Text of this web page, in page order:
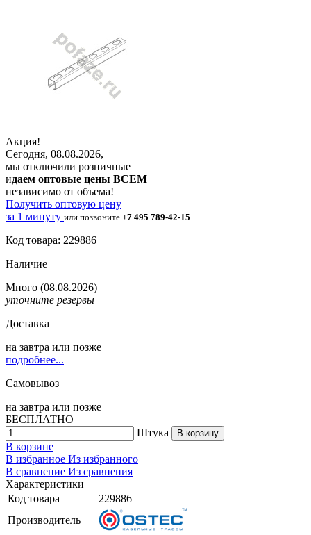
Акция!
Сегодня, 08.08.2026,
мы отключили розничные
идаем оптовые цены ВСЕМ
независимо от объема!
Получить оптовую цену
за 1 минуту или позвоните +7 495 789-42-15
Код товара: 229886
Наличие
Много (08.08.2026)
уточните резервы
Доставка
на завтра или позже
подробнее...
Самовывоз
на завтра или позже
БЕСПЛАТНО
Штука
В корзину
В корзине
В избранное Из избранного
В сравнение Из сравнения
Характеристики
Код товара
229886
Производитель